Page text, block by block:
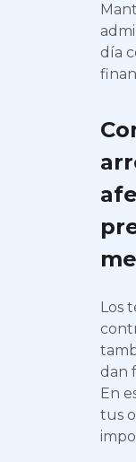
día
Los
dan
En
tus